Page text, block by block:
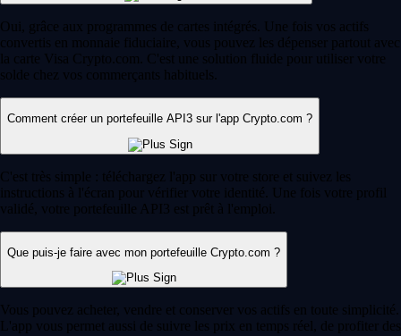
Oui, grâce aux programmes de cartes intégrés. Une fois vos actifs
convertis en monnaie fiduciaire, vous pouvez les dépenser partout avec
la carte Visa Crypto.com. C'est une solution fluide pour utiliser votre
solde chez vos commerçants habituels.
Comment créer un portefeuille API3 sur l'app Crypto.com ?
C'est très simple : téléchargez l'app sur votre store et suivez les
instructions à l'écran pour vérifier votre identité. Une fois votre profil
validé, votre portefeuille API3 est prêt à l'emploi.
Que puis-je faire avec mon portefeuille Crypto.com ?
Vous pouvez acheter, vendre et conserver vos actifs en toute simplicité.
L'app vous permet aussi de suivre les prix en temps réel, de profiter des